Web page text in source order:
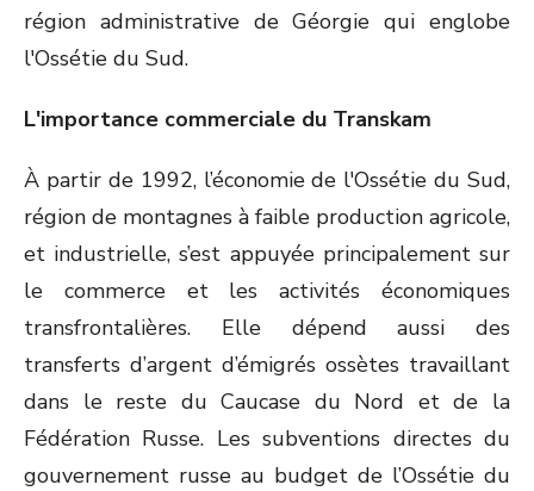
région administrative de Géorgie qui englobe
l'Ossétie du Sud.
L'importance commerciale du Transkam
À partir de 1992, l’économie de l'Ossétie du Sud,
région de montagnes à faible production agricole,
et industrielle, s’est appuyée principalement sur
le commerce et les activités économiques
transfrontalières. Elle dépend aussi des
transferts d’argent d’émigrés ossètes travaillant
dans le reste du Caucase du Nord et de la
Fédération Russe. Les subventions directes du
gouvernement russe au budget de l’Ossétie du